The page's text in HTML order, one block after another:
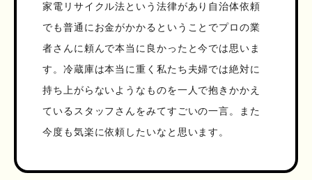
家電リサイクル法という法律があり自治体依頼
でも普通にお金がかかるということでプロの業
者さんに頼んで本当に良かったと今では思いま
す。冷蔵庫は本当に重く私たち夫婦では絶対に
持ち上がらないようなものを一人で抱きかかえ
ているスタッフさんをみてすごいの一言。また
今度も気楽に依頼したいなと思います。